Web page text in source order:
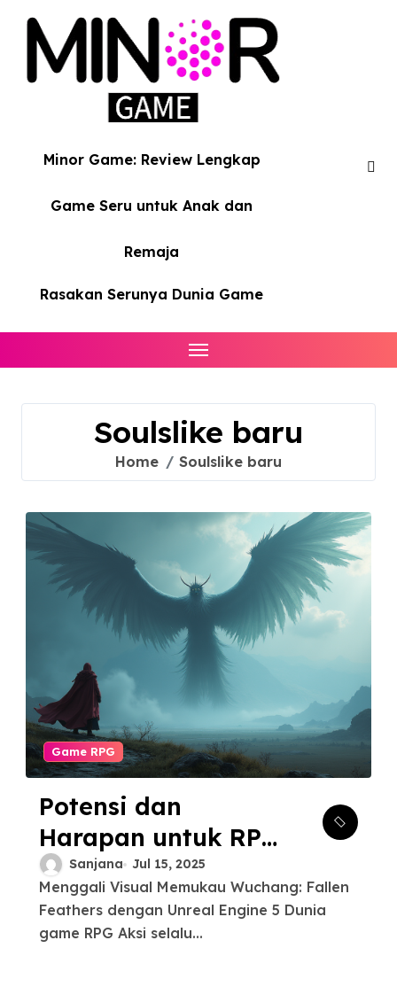
content
Minor Game: Review Lengkap
Game Seru untuk Anak dan
Remaja
Rasakan Serunya Dunia Game
Soulslike baru
Home Soulslike baru
Game RPG
Potensi dan
Harapan untuk RPG
Aksi Wuchang:
Fallen Feathers
Sanjana Jul 15, 2025
Menggali Visual Memukau Wuchang: Fallen
Feathers dengan Unreal Engine 5 Dunia
game RPG Aksi selalu...